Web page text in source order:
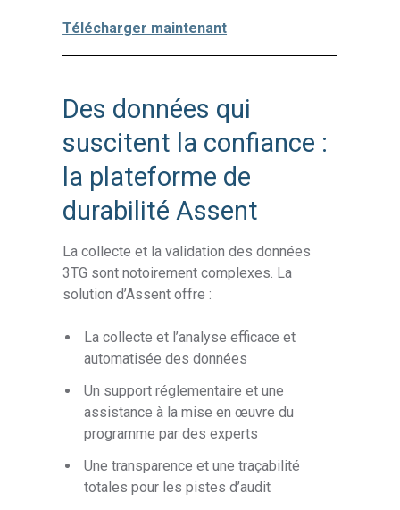
Télécharger maintenant
Des données qui
suscitent la confiance :
la plateforme de
durabilité Assent
La collecte et la validation des données
3TG sont notoirement complexes. La
solution d’Assent offre :
La collecte et l’analyse efficace et
automatisée des données
Un support réglementaire et une
assistance à la mise en œuvre du
programme par des experts
Une transparence et une traçabilité
totales pour les pistes d’audit